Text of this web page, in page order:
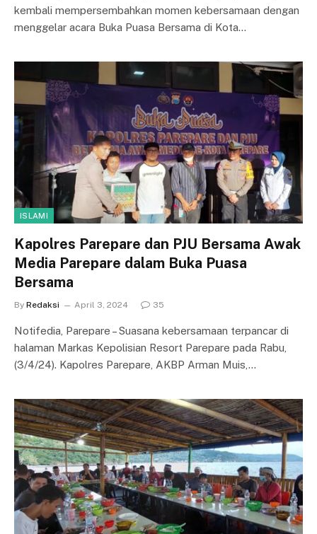
kembali mempersembahkan momen kebersamaan dengan
menggelar acara Buka Puasa Bersama di Kota…
ISLAMI
Kapolres Parepare dan PJU Bersama Awak
Media Parepare dalam Buka Puasa
Bersama
By Redaksi April 3, 2024 35
Notifedia, Parepare – Suasana kebersamaan terpancar di
halaman Markas Kepolisian Resort Parepare pada Rabu,
(3/4/24). Kapolres Parepare, AKBP Arman Muis,…